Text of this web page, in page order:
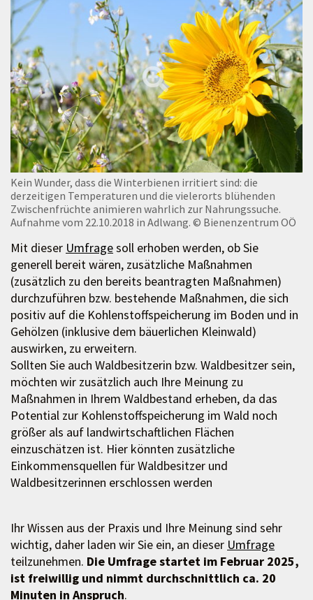
Kein Wunder, dass die Winterbienen irritiert sind: die
derzeitigen Temperaturen und die vielerorts blühenden
Zwischenfrüchte animieren wahrlich zur Nahrungssuche.
Aufnahme vom 22.10.2018 in Adlwang. © Bienenzentrum OÖ
Mit dieser Umfragesoll erhoben werden, ob Sie
generell bereit wären, zusätzliche Maßnahmen
(zusätzlich zu den bereits beantragten Maßnahmen)
durchzuführen bzw. bestehende Maßnahmen, die sich
positiv auf die Kohlenstoffspeicherung im Boden und in
Gehölzen (inklusive dem bäuerlichen Kleinwald)
auswirken, zu erweitern.
Sollten Sie auch Waldbesitzerin bzw. Waldbesitzer sein,
möchten wir zusätzlich auch Ihre Meinung zu
Maßnahmen in Ihrem Waldbestand erheben, da das
Potential zur Kohlenstoffspeicherung im Wald noch
größer als auf landwirtschaftlichen Flächen
einzuschätzen ist. Hier könnten zusätzliche
Einkommensquellen für Waldbesitzer und
Waldbesitzerinnen erschlossen werden
Ihr Wissen aus der Praxis und Ihre Meinung sind sehr
wichtig, daher laden wir Sie ein, an dieser Umfrage
teilzunehmen. Die Umfrage startet im Februar 2025,
ist freiwillig und nimmt durchschnittlich ca. 20
Minuten in Anspruch.